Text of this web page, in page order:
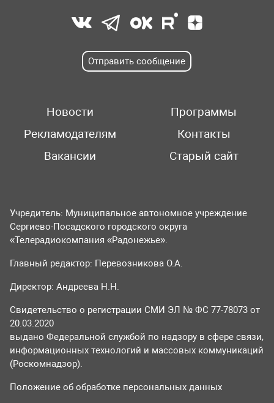
Отправить сообщение
Новости
Программы
Рекламодателям
Контакты
Вакансии
Старый сайт
Учредитель: Муниципальное автономное учреждение
Сергиево-Посадского городского округа
«Телерадиокомпания «Радонежье».
Главный редактор: Перевозникова О.А.
Директор: Андреева Н.Н.
Свидетельство о регистрации СМИ ЭЛ № ФС 77-78073 от
20.03.2020
выдано Федеральной службой по надзору в сфере связи,
информационных технологий и массовых коммуникаций
(Роскомнадзор).
Положение об обработке персональных данных